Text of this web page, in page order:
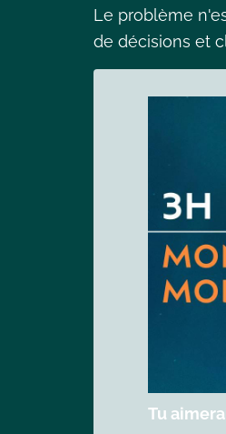
Le problème
de décisions et
Tu